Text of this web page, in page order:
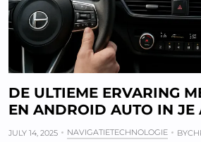
DE ULTIEME ERVARING
EN ANDROID AUTO IN JE
JULY 14, 2025 NAVIGATIETECHNOLOGIE BY